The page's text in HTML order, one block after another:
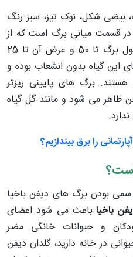
بیضی شکل، نوک تیز، سبز رنگ
در قسمت میانی برگ است که از
دو سمت برگ دیده می شود. طول برگ تا 50 و عرض آن تا 25
این گیاه بدون انشعاب بوده و
برگ های پایینی ریزتر
ظاهر می شود و مانند گل گیاه
را برق بیندازیم؟
بودن برگ های دیفن باخیا
باخیاباعث می شود اعضای
و حیوانات خانگی مضر
در خانه دارید، گلدان دیفن